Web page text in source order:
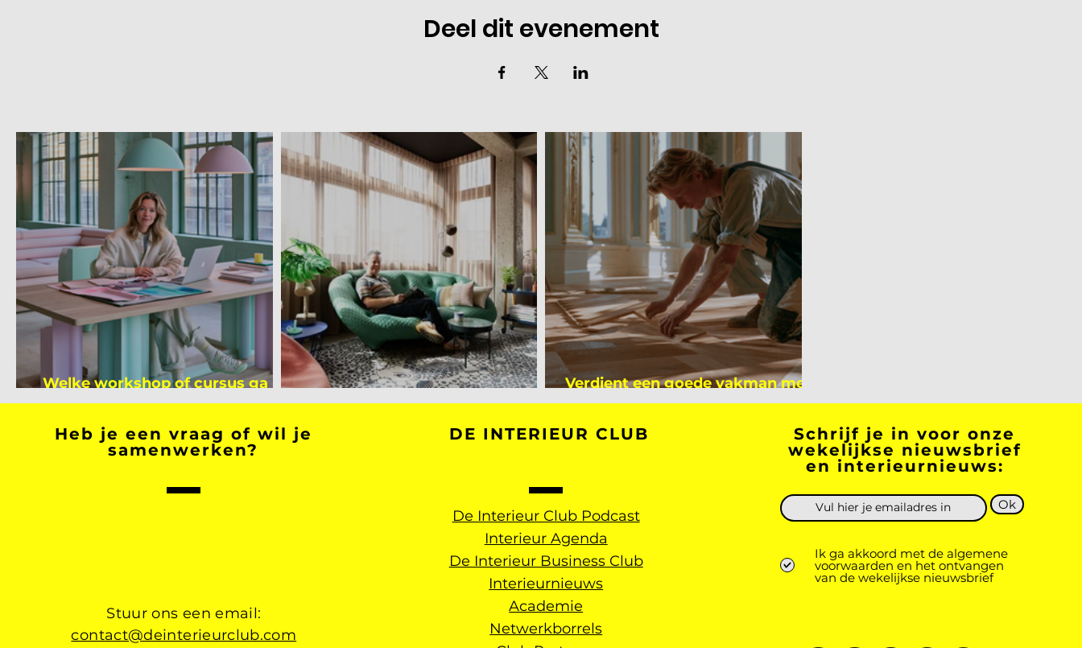
Deel dit evenement
Welke workshop of cursus ga jij
volgen na je vakantie?
Binnenkijker bij Mark Mutsaers
Verdient een goede vakman meer
dan een gemiddelde academicus?
Heb je een vraag of wil je
samenwerken?
Stuur ons een email:
contact@deinterieurclub.com
DE INTERIEUR CLUB
De Interieur Club Podcast
Interieur Agenda
De Interieur Business Club
Interieurnieuws
Academie
Netwerkborrels
Schrijf je in voor onze
wekelijkse nieuwsbrief
en interieurnieuws:
Ok
Ik ga akkoord met de algemene
voorwaarden en het ontvangen
van de wekelijkse nieuwsbrief